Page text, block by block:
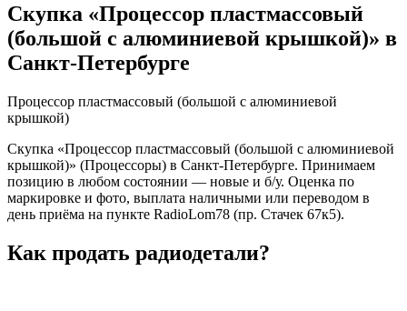
Скупка «Процессор пластмассовый
(большой с алюминиевой крышкой)» в
Санкт-Петербурге
Процессор пластмассовый (большой с алюминиевой
крышкой)
Скупка «Процессор пластмассовый (большой с алюминиевой
крышкой)» (Процессоры) в Санкт-Петербурге. Принимаем
позицию в любом состоянии — новые и б/у. Оценка по
маркировке и фото, выплата наличными или переводом в
день приёма на пункте RadioLom78 (пр. Стачек 67к5).
Как продать радиодетали?